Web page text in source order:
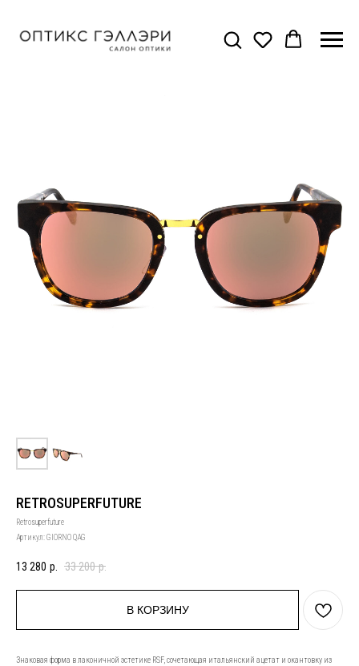
RETROSUPERFUTURE
Retrosuperfuture
Артикул:GIORNO QAG
13 280 р. 33 200 р.
В КОРЗИНУ
Знаковая форма в лаконичной эстетике RSF, сочетающая итальянский ацетат и окантовку из